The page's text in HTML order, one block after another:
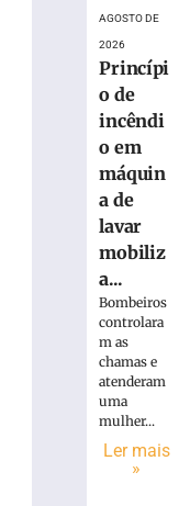
agosto
BRUSQUE:
Estão
abertas
inscrições
para
desfile
setembro
AGOSTO DE
2026
Princípi
o de
incêndi
o em
máquin
a de
lavar
mobiliz
a...
Bombeiros
controlara
m as
chamas e
atenderam
uma
mulher...
Ler mais
»